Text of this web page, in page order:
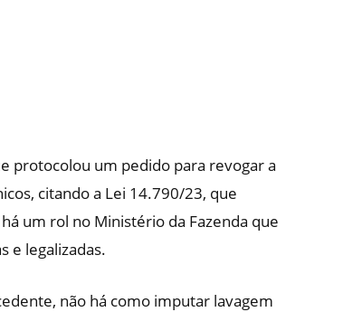
protocolou um pedido para revogar a
citando a Lei 14.790/23, que
um rol no Ministério da Fazenda que
e legalizadas.
não há como imputar lavagem